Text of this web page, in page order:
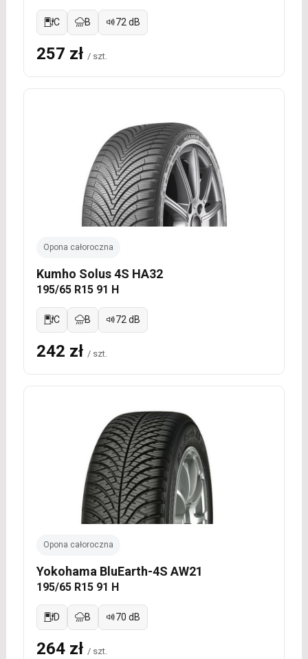
C B 72 dB
257 zł / szt.
Opona całoroczna
Kumho Solus 4S HA32
195/65 R15 91 H
C B 72 dB
242 zł / szt.
Opona całoroczna
Yokohama BluEarth-4S AW21
195/65 R15 91 H
D B 70 dB
264 zł / szt.